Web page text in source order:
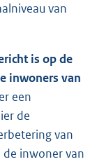
van
is op de
inwoners van
een
de
van
inwoner van